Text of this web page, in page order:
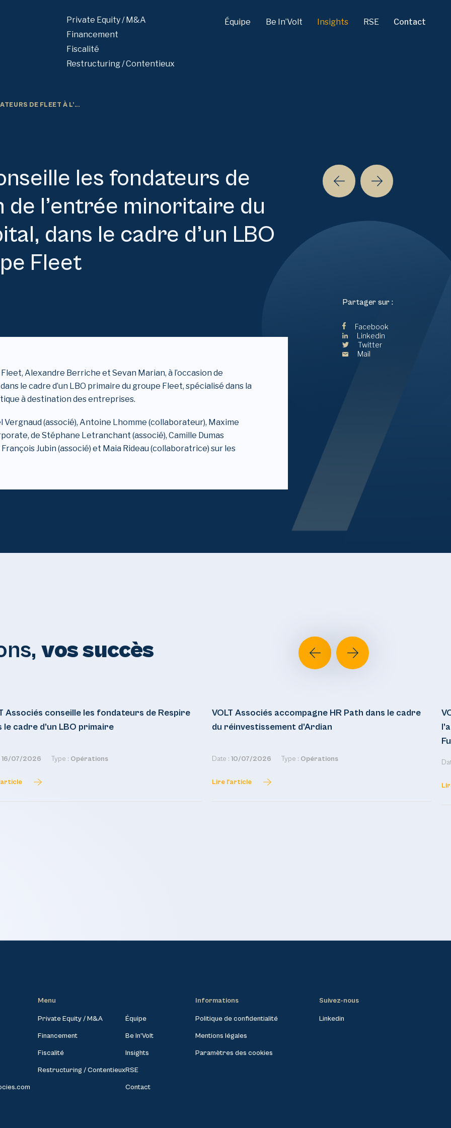
Private Equity / M&A
Financement
Fiscalité
Restructuring / Contentieux
Équipe Be In’Volt Insights RSE Contact
DE FLEET À L’...
les fondateurs de
de l’entrée minoritaire du
dans le cadre d’un LBO
Fleet
Partager sur :
Facebook
Linkedin
Twitter
Mail
Alexandre Berriche et Sevan Marian, à l’occasion de
le cadre d’un LBO primaire du groupe Fleet, spécialisé dans la
à destination des entreprises.
Vergnaud (associé), Antoine Lhomme (collaborateur), Maxime
de Stéphane Letranchant (associé), Camille Dumas
Jubin (associé) et Maia Rideau (collaboratrice) sur les
vos succès
Associés conseille les fondateurs de Respire
le cadre d’un LBO primaire
16/07/2026 Type : Opérations
VOLT Associés accompagne HR Path dans le cadre
du réinvestissement d’Ardian
Date : 10/07/2026 Type : Opérations
Lire l'article
Menu
Private Equity / M&A
Financement
Fiscalité
Restructuring / Contentieux
Équipe
Be In’Volt
Insights
RSE
Contact
Informations
Politique de confidentialité
Mentions légales
Paramètres des cookies
Suivez-nous
Linkedin